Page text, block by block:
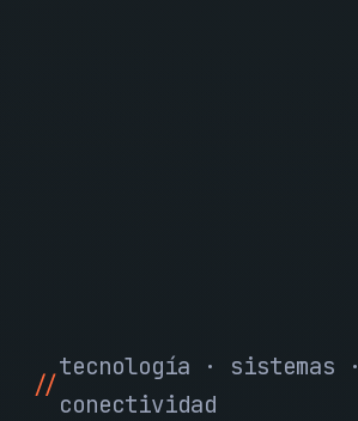
tecnología · sistemas ·
conectividad